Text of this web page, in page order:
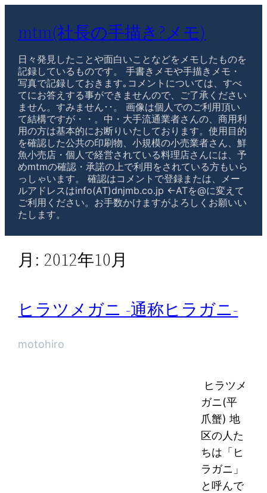
mtm(社長の手描き?メモ)
日々発見したことや面白いことなどをメモしたものを
記録しているものです。 手書きメモや手描きメモ・
写真で記録しておきます｡コメントについては、すべ
てにお答えする事ができませんので、ご了承ください
ません。すみません･･。 画像は個人でのご利用頂い
て結構ですが・・。中・大手流通業者さんの、商用利
用の方は基本的にお断りいたしております。使用目的
を確認した公共の印刷物、小規模の小売業者さん、鮮
魚小売店・個人で経営されている料理店さんには、予
めmtmの確認・承諾の上で利用をされている方もいら
っしゃいます。 確認はコメントで登録または、メー
ルアドレスはinfo(AT)dnjmb.co.jp ←ATを@に変えて
ご利用ください。お手数かけますがよろしくお願いい
たします。
月: 2012年10月
ヒラツメガニ -通称ヒラガニ-
motohiro
ヒラツメ
ガニ(平
爪蟹) 地
区の人た
ちは「ヒ
ラガニ」
と呼んで